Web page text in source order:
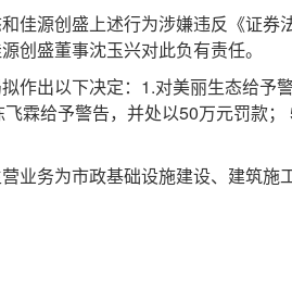
源创盛上述行为涉嫌违反《证券
创盛董事沈玉兴对此负有责任。
出以下决定：1.对美丽生态给予
霖给予警告，并处以50万元罚款
务为市政基础设施建设、建筑施工